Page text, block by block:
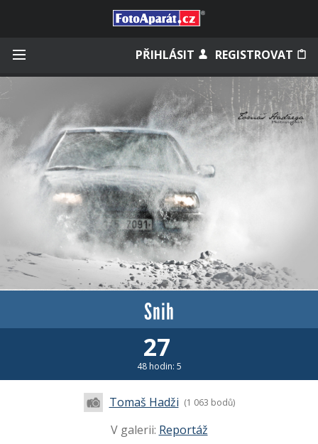
PŘIHLÁSIT REGISTROVAT
Zapamatovat
Zapomněli jste heslo?
Měli jste účet na starém webu?
Snih
27
48 hodin: 5
Tomaš Hadži (1 063 bodů)
V galerii: Reportáž